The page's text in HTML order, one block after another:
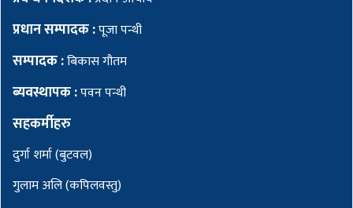
प्रधान सम्पादक :पूजा पन्थी
सम्पादक :बिकास गौतम
ब्यवस्थापक :पवन पन्थी
सहकर्मीहरु
दुर्गा शर्मा (बुटवल)
गुलाम अलि (कपिलवस्तु)